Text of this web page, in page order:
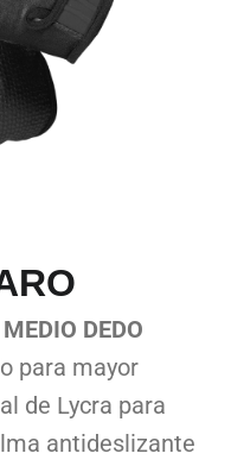
DEDO
para mayor
de Lycra para
antideslizante